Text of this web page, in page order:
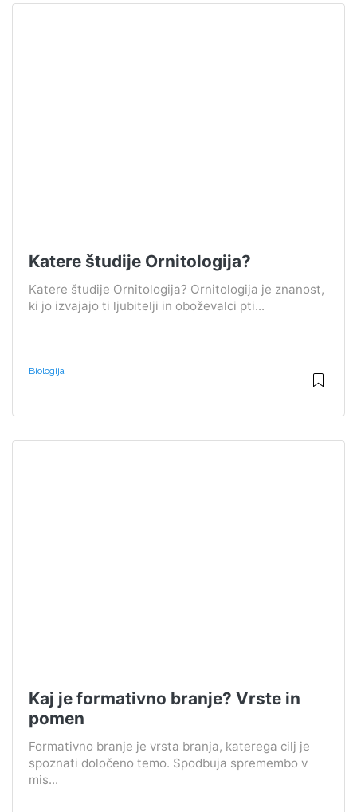
Katere študije Ornitologija?
Katere študije Ornitologija? Ornitologija je znanost,
ki jo izvajajo ti ljubitelji in oboževalci pti...
Biologija
Kaj je formativno branje? Vrste in
pomen
Formativno branje je vrsta branja, katerega cilj je
spoznati določeno temo. Spodbuja spremembo v
mis...